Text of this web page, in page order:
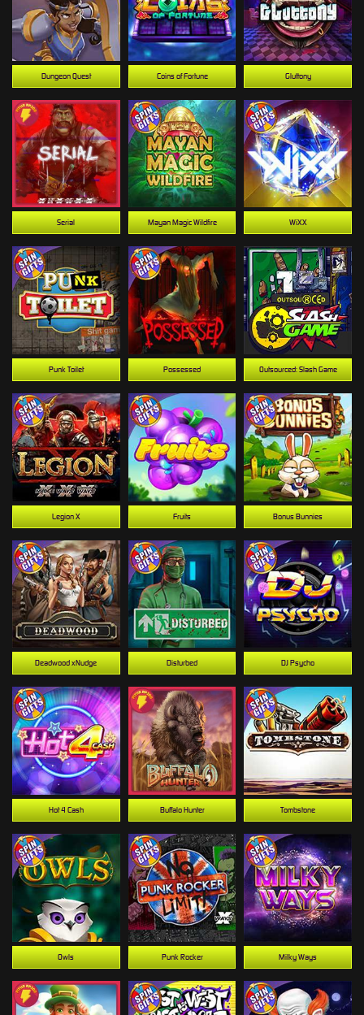
Dungeon Quest Coins of Fortune Gluttony
Serial Mayan Magic Wildfire WiXX
Punk Toilet Possessed Outsourced: Slash Game
Legion X Fruits Bonus Bunnies
Deadwood xNudge Disturbed DJ Psycho
Hot 4 Cash Buffalo Hunter Tombstone
Owls Punk Rocker Milky Ways